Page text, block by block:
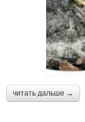
читать дальше →